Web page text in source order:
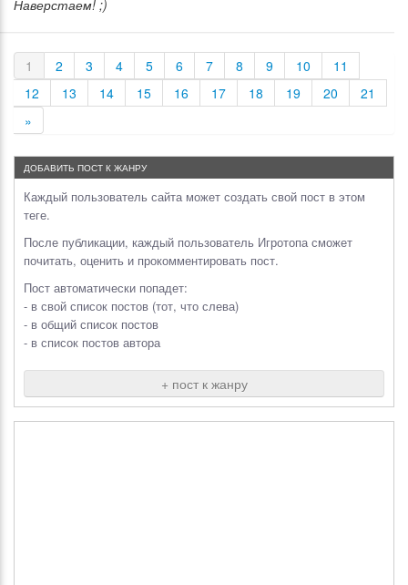
Наверстаем! ;)
1 2 3 4 5 6 7 8 9 10
11
12
13 14 15 16 17 18 19 20
21
»
ДОБАВИТЬ ПОСТ К ЖАНРУ
Каждый пользователь сайта может создать свой пост в этом
теге.
После публикации, каждый пользователь Игротопа сможет
почитать, оценить и прокомментировать пост.
Пост автоматически попадет:
- в свой список постов (тот, что слева)
- в общий список постов
- в список постов автора
+ пост к жанру